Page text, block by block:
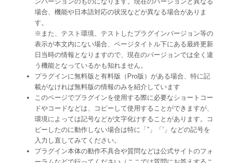
場合、機能や日本語対応の状況などが異なる場合がありま
す。
※また、テスト環境、テストしたプラグインバージョン等の
表示が本文内にない場合、ページタイトル下にある最終更新
日当時の情報となりますので、現在のバージョンでは全く違
う機能となっているかも知れません。
プラグインに無料版と有料版（Pro版）がある場合、特に記
載がなければ無料版の情報のみを紹介しています
このページでプラグインを使用する際に必要なショートコー
ドやコードなどは、コピーして使用することができますが、
環境によっては記号などが文字化けすることがあります。コ
ピーしたのに動作しない場合は特に「”」「’」などの記号を
入力し直してみてください。
プラグイン本体の動作不具合や質問などは公式サイトのフォ